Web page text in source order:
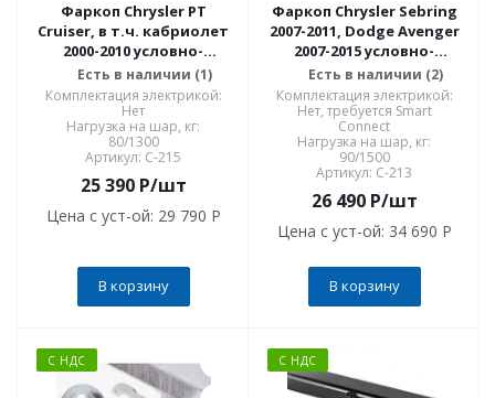
Фаркоп Chrysler PT
Cruiser, в т.ч. кабриолет
2000-2010 условно-
съемное крепление шара
C-215
Есть в наличии (1)
Комплектация электрикой:
Нет
Нагрузка на шар, кг:
80/1300
Артикул: C-215
25 390P/шт
Цена с уст-ой: 29 790 P
В корзину
Фаркоп Chrysler Sebring
2007-2011, Dodge Avenger
2007-2015 условно-
съемное крепление шара
C-213
Есть в наличии (2)
Комплектация электрикой:
Нет, требуется Smart
Connect
Нагрузка на шар, кг:
90/1500
Артикул: C-213
26 490P/шт
Цена с уст-ой: 34 690 P
В корзину
С НДС С НДС